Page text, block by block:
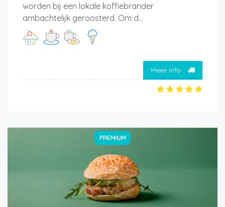
worden bij een lokale koffiebrander
ambachtelijk geroosterd. Om d...
Meer info
PREMIUM